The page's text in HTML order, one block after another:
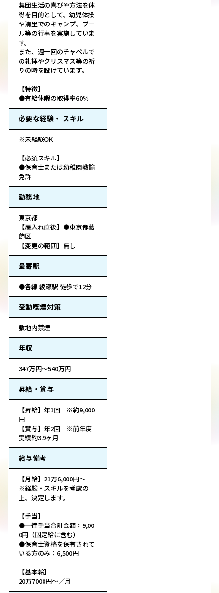
集団生活の喜びや方法を体
得を目的として、幼児体操
や清里でのキャンプ、プ－
ル等の行事を実施していま
す。
また、週一回のチャペルで
の礼拝やクリスマス等の祈
りの時を設けています。
【特徴】
●有給休暇の取得率60％
必要な経験・ スキル
※未経験OK
【必須スキル】
●保育士または幼稚園教諭
免許
勤務地
東京都
【雇入れ直後】●東京都葛
飾区
【変更の範囲】無し
最寄駅
●各線 綾瀬駅 徒歩で12分
受動喫煙対策
敷地内禁煙
年収
347万円～540万円
昇給・賞与
【昇給】年1回 ※約9,000
円
【賞与】年2回 ※前年度
実績約3.9ヶ月
給与備考
【月給】21万6,000円～
※経験・スキルを考慮の
上、決定します。
【手当】
●一律手当合計金額：9,00
0円（固定給に含む）
●保育士資格を保有されて
いる方のみ：6,500円
【基本給】
20万7000円～／月